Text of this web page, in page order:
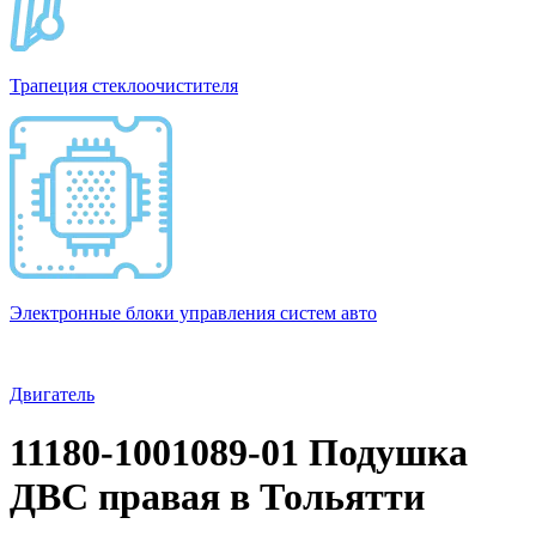
Трапеция стеклоочистителя
Электронные блоки управления систем авто
Двигатель
11180-1001089-01 Подушка
ДВС правая в Тольятти